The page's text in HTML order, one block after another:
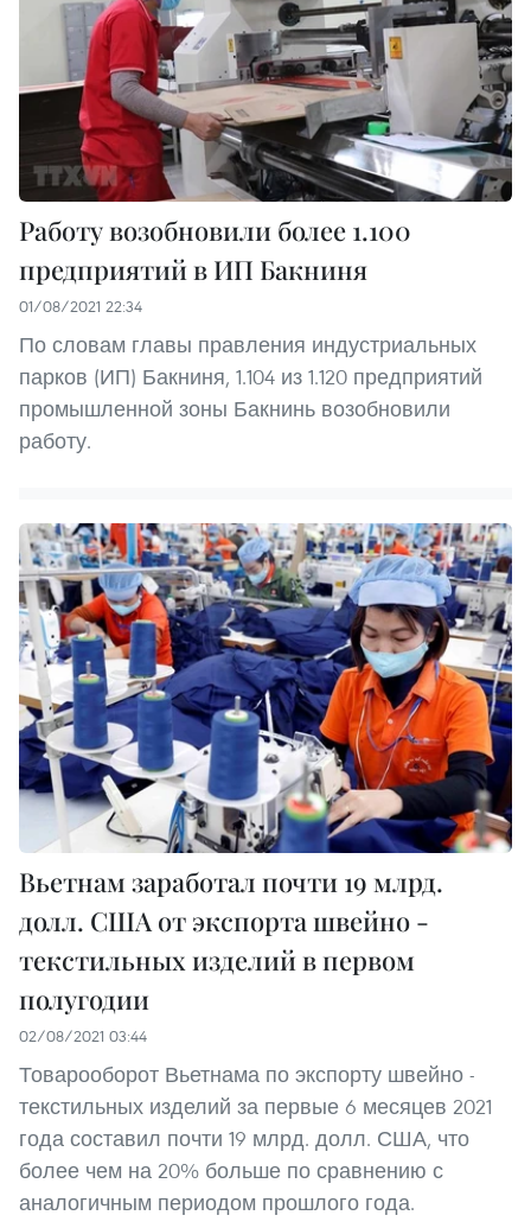
Работу возобновили более 1.100
предприятий в ИП Бакниня
01/08/2021 22:34
По словам главы правления индустриальных
парков (ИП) Бакниня, 1.104 из 1.120 предприятий
промышленной зоны Бакнинь возобновили
работу.
Вьетнам заработал почти 19 млрд.
долл. США от экспорта швейно -
текстильных изделий в первом
полугодии
02/08/2021 03:44
Товарооборот Вьетнама по экспорту швейно -
текстильных изделий за первые 6 месяцев 2021
года составил почти 19 млрд. долл. США, что
более чем на 20% больше по сравнению с
аналогичным периодом прошлого года.